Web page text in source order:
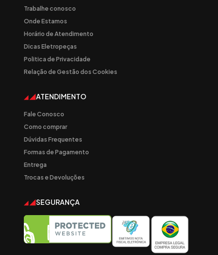
Trabalhe conosco
Onde Estamos
Horário de Atendimento
Dicas Eletropeças
Politica de Privacidade
Relação de Gestão dos Cookies
ATENDIMENTO
Fale Conosco
Como comprar
Dúvidas Frequentes
Formas de Pagamento
Entrega
Trocas e Devoluções
SEGURANÇA